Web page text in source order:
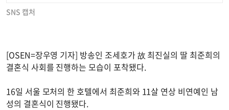
SNS 캡처
[OSEN=장우영 기자] 방송인 조세호가 故 최진실의 딸 최준희의
결혼식 사회를 진행하는 모습이 포착됐다.
16일 서울 모처의 한 호텔에서 최준희와 11살 연상 비연예인 남
성의 결혼식이 진행됐다.